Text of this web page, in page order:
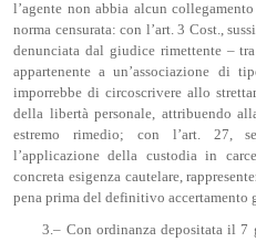
l’agente non abbia alcun
norma censurata: con l’art. 3 Cost.,
denunciata dal giudice rimettente –
appartenente a un’associazione di
imporrebbe di circoscrivere allo
della libertà personale, attribuendo
estremo rimedio; con l’art. 27,
l’applicazione della custodia in
concreta esigenza cautelare,
pena prima del definitivo
3.– Con ordinanza depositata il